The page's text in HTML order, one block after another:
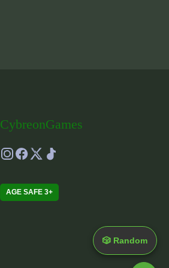
🎲 Random
CybreonGames
AGE SAFE 3+